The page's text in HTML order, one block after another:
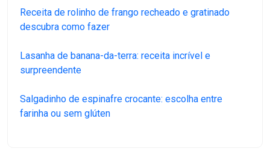
Receita de rolinho de frango recheado e gratinado
descubra como fazer
Lasanha de banana-da-terra: receita incrível e
surpreendente
Salgadinho de espinafre crocante: escolha entre
farinha ou sem glúten